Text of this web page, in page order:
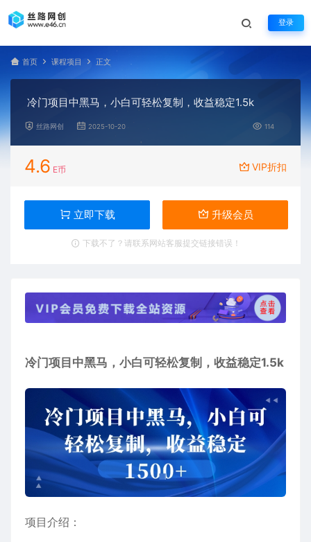
登录
首页 课程项目 正文
冷门项目中黑马，小白可轻松复制，收益稳定1.5k
丝路网创 2025-10-20 114
4.6 E币 VIP折扣
立即下载 升级会员
下载不了？请联系网站客服提交链接错误！
冷门项目中黑马，小白可轻松复制，收益稳定1.5k
项目介绍：